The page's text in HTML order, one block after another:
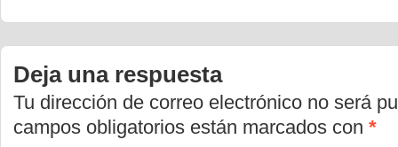
Twitter
abre
una
ventana
nueva)
Facebook
abre
una
ventana
nueva)
WhatsApp
abre
una
ventana
Deja una respuesta
Tu dirección de correo electrónico no será
campos obligatorios están marcados con *